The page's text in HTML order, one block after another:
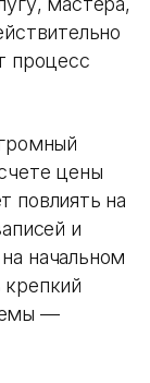
процесс
цены
повлиять на
и
начальном
—